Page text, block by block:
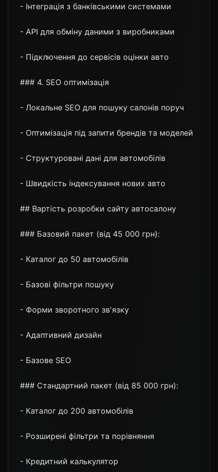
- Інтеграція з банківськими системами
- API для обміну даними з виробниками
- Підключення до сервісів оцінки авто
### 4. SEO оптимізація
- Локальне SEO для пошуку салонів поруч
- Оптимізація під запити брендів та моделей
- Структуровані дані для автомобілів
- Швидкість індексування нових авто
## Вартість розробки сайту автосалону
### Базовий пакет (від 45 000 грн):
- Каталог до 50 автомобілів
- Базові фільтри пошуку
- Форми зворотного зв'язку
- Адаптивний дизайн
- Базове SEO
### Стандартний пакет (від 85 000 грн):
- Каталог до 200 автомобілів
- Розширені фільтри та порівняння
- Кредитний калькулятор